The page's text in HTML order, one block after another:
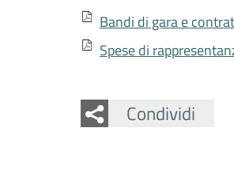
Bandi di gara e
Spese di
Condividi
Facebook
Twitter
Whatsapp